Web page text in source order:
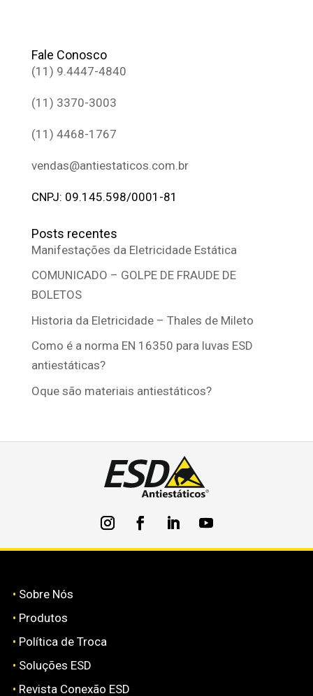
Fale Conosco
(11) 9.4447-4840
(11) 3370-3003
(11) 4468-1767
vendas@antiestaticos.com.br
CNPJ: 09.145.598/0001-81
Posts recentes
Manifestações da Eletricidade Estática
COMUNICADO – GOLPE DE FRAUDE DE
BOLETOS
Historia da Eletricidade – Thales de Mileto
Como é a norma EN 16350 para luvas ESD
antiestáticas?
Oque são materiais antiestáticos?
• Sobre Nós
• Produtos
• Política de Troca
• Soluções ESD
• Revista Conexão ESD